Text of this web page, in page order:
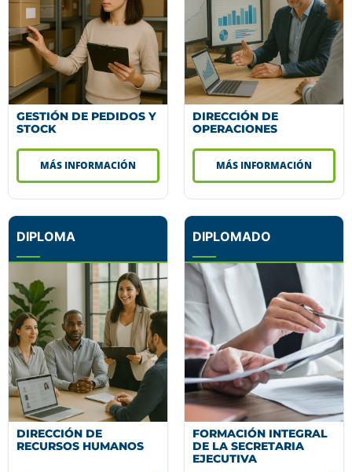
GESTIÓN DE PEDIDOS Y
STOCK
MÁS INFORMACIÓN
DIRECCIÓN DE
OPERACIONES
MÁS INFORMACIÓN
DIPLOMA
DIRECCIÓN DE
RECURSOS HUMANOS
DIPLOMADO
FORMACIÓN INTEGRAL
DE LA SECRETARIA
EJECUTIVA